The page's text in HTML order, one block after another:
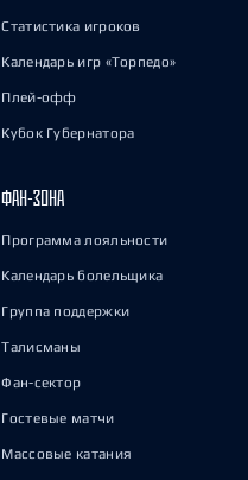
Статистика игроков
Календарь игр «Торпедо»
Плей-офф
Кубок Губернатора
ФАН-ЗОНА
Программа лояльности
Календарь болельщика
Группа поддержки
Талисманы
Фан-сектор
Гостевые матчи
Массовые катания